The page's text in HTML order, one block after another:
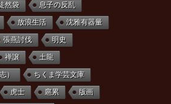
然袋 息子の反乱
放浪生活 沈雅有器量
張燕討伐 明史
禅譲 土龍
） ちくま学芸文庫
虎士 扈累 版画